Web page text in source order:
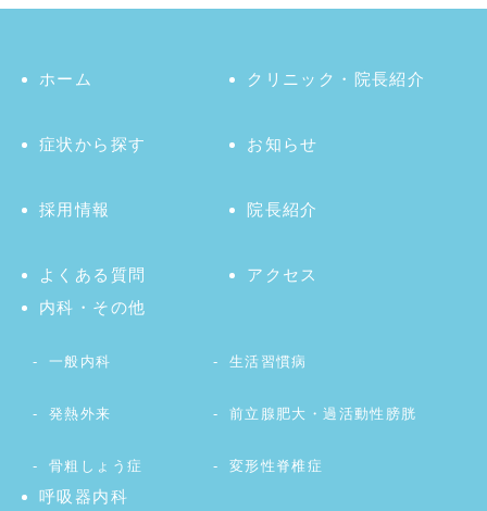
ホーム クリニック・院長紹介
症状から探す お知らせ
採用情報 院長紹介
よくある質問
アクセス
内科・その他
一般内科 生活習慣病
発熱外来 前立腺肥大・過活動性膀胱
骨粗しょう症 変形性脊椎症
呼吸器内科